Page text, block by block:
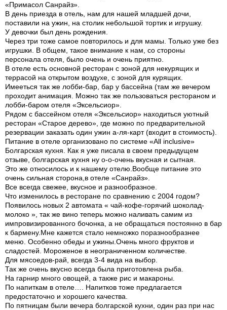
«Примасол Санрайз».
В день приезда в отель, нам для нашей младшей дочи,
поставили на ужин, на столик небольшой тортик и игрушку.
У девочки был день рождения.
Через три тоже самое повторилось и для мамы. Только уже без
игрушки. В общем, такое внимание к нам, со стороны
персонала отеля, было очень и очень приятно.
В отеле есть основной ресторан с зоной для некурящих и
террасой на открытом воздухе, с зоной для курящих.
Имееться так же лобби-бар, бар у бассейна (там же вечером
проходит анимация. Можно так же пользоваться рестораном и
лобби-баром отеля «Эксельсиор».
Рядом с бассейном отеля «Эксельсиор» находиться уютный
ресторан «Старое дерево», где можно по предварительной
резервации заказать один ужин а-ля-карт (входит в стоимость).
Питание в отеле организовано по системе «All inclusive»
Болгарская кухня. Как я уже писала в своем предыдущем
отзыве, болгарская кухня ну о-о-очень вкусная и сытная.
Это же относилось и к нашему отелю.Вообще питание это
очень сильная сторона,в отеле «Санрайз».
Все всегда свежее, вкусное и разнообразное.
Что изменилось в ресторане по сравнению с 2004 годом?
Появилось новых 2 автомата « чай-кофе-горячий шоколад-
молоко », так же вино теперь можно наливать самим из
импровизированного бочонка, а не обращаться постоянно в бар
к бармену.Мне кажется стало немножко поразнообразнее
меню. Особенно обеды и ужины.Очень много фруктов и
сладостей. Мороженое в неограниченном количестве.
Для мясоедов-рай, всегда 3-4 вида на выбор.
Так же очень вкусно всегда была приготовлена рыба.
На гарнир много овощей, а также рис и макароны.
По напиткам в отеле…. Напитков тоже предлагается
предостаточно и хорошего качества.
По пятницам были вечера болгарской кухни, один раз при нас